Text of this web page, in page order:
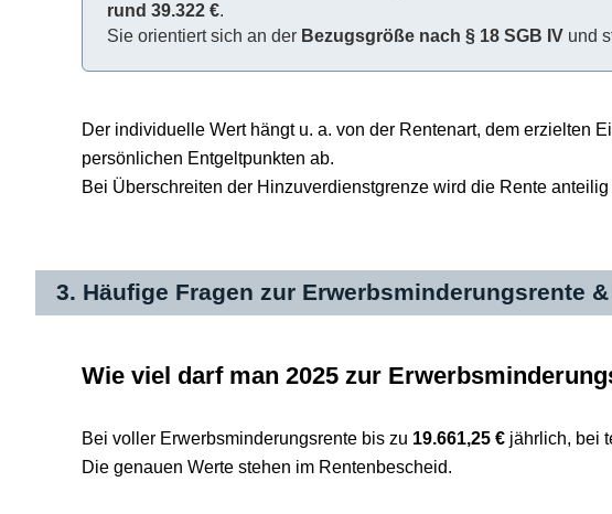
rund 39.322 €.
Sie orientiert sich an der Bezugsgröße nach § 18 SGB IV und
Der individuelle Wert hängt u. a. von der Rentenart, dem erzielten
persönlichen Entgeltpunkten ab.
Bei Überschreiten der Hinzuverdienstgrenze wird die Rente
3. Häufige Fragen zur Erwerbsminderungsrente
Wie viel darf man 2025 zur
Bei voller Erwerbsminderungsrente bis zu 19.661,25 € jährlich, bei
Die genauen Werte stehen im Rentenbescheid.